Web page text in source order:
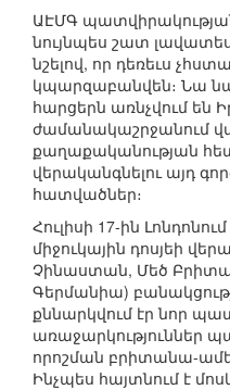
ԱԷՄԳ
նույնպես շատ
նշելով, որ դեռեւս
կպարզաբանվեն։ Նա
հարցերն առնչվում են
ժամանակաշրջանում
քաղաքականության
վերականգնելու այդ
հատվածներ։
Հուլիսի 17-ին
միջուկային դոսյեի
Չինաստան, Մեծ
Գերմանիա)
քննարկվում էր նոր
առաջարկություններ
որոշման բրիտանա-
Ինչպես հայտնում է